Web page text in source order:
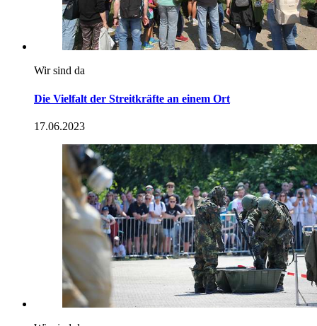
Wir sind da
Die Vielfalt der Streitkräfte an einem Ort
17.06.2023